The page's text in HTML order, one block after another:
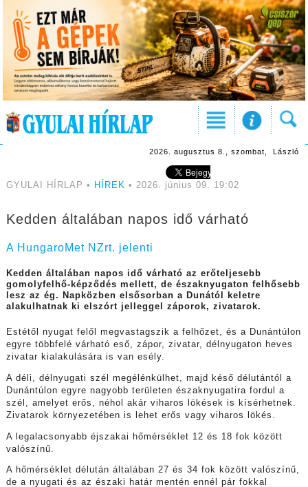
2026. augusztus 8., szombat, László
GYULAI HÍRLAP • HÍREK • 2026. június 09. 19:02
Kedden általában napos idő várható
A HungaroMet NZrt. jelenti
Kedden általában napos idő várható az erőteljesebb
gomolyfelhő-képződés mellett, de északnyugaton felhősebb
lesz az ég. Napközben elsősorban a Dunától keletre
alakulhatnak ki elszórt jelleggel záporok, zivatarok.
Estétől nyugat felől megvastagszik a felhőzet, és a Dunántúlon
egyre többfelé várható eső, zápor, zivatar, délnyugaton heves
zivatar kialakulására is van esély.
A déli, délnyugati szél megélénkülhet, majd késő délutántól a
Dunántúlon egyre nagyobb területen északnyugatira fordul a
szél, amelyet erős, néhol akár viharos lökések is kísérhetnek.
Zivatarok környezetében is lehet erős vagy viharos lökés.
A legalacsonyabb éjszakai hőmérséklet 12 és 18 fok között
valószínű.
A hőmérséklet délután általában 27 és 34 fok között valószínű,
de a nyugati és az északi határ mentén ennél pár fokkal